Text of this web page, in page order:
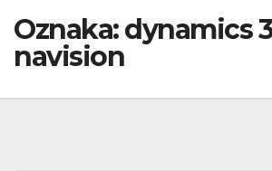
Oznaka:dynamics
navision